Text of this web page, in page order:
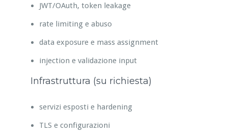
JWT/OAuth, token leakage
rate limiting e abuso
data exposure e mass assignment
injection e validazione input
Infrastruttura (su richiesta)
servizi esposti e hardening
TLS e configurazioni